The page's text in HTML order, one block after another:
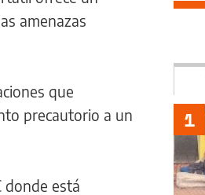
amenazas
que
precautorio a un
donde está
1